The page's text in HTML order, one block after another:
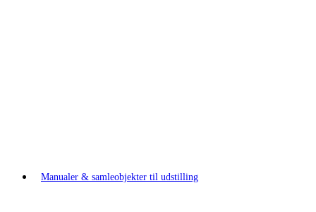
Manualer & samleobjekter til udstilling